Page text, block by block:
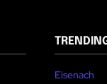
Eisenach